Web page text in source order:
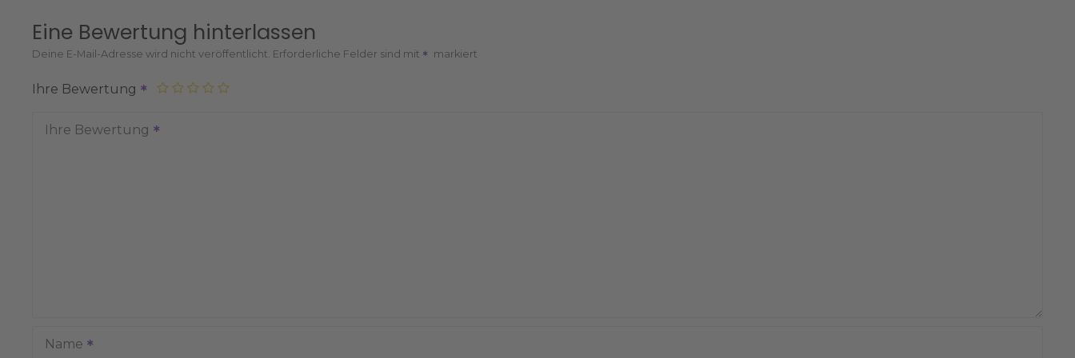
Eine Bewertung hinterlassen
Deine E-Mail-Adresse wird nicht veröffentlicht. Erforderliche Felder sind mit markiert
Ihre Bewertung
Ihre Bewertung
Name